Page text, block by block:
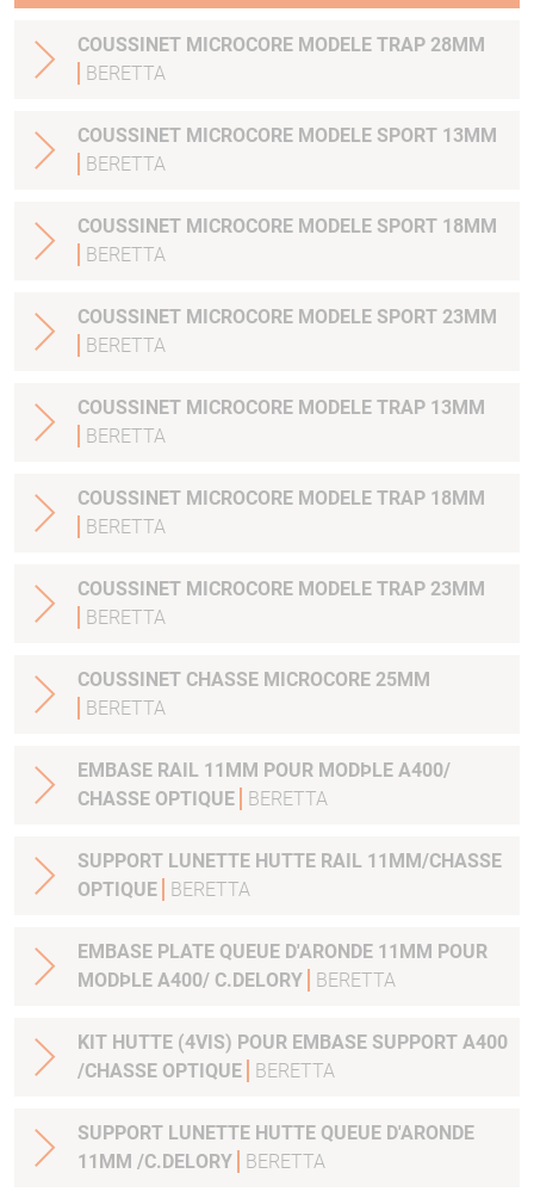
COUSSINET MICROCORE MODELE TRAP 28MM
BERETTA
COUSSINET MICROCORE MODELE SPORT 13MM
BERETTA
COUSSINET MICROCORE MODELE SPORT 18MM
BERETTA
COUSSINET MICROCORE MODELE SPORT 23MM
BERETTA
COUSSINET MICROCORE MODELE TRAP 13MM
BERETTA
COUSSINET MICROCORE MODELE TRAP 18MM
BERETTA
COUSSINET MICROCORE MODELE TRAP 23MM
BERETTA
COUSSINET CHASSE MICROCORE 25MM
BERETTA
EMBASE RAIL 11MM POUR MODÞLE A400/
CHASSE OPTIQUE
BERETTA
SUPPORT LUNETTE HUTTE RAIL 11MM/CHASSE
OPTIQUE
BERETTA
EMBASE PLATE QUEUE D'ARONDE 11MM POUR
MODÞLE A400/ C.DELORY
BERETTA
KIT HUTTE (4VIS) POUR EMBASE SUPPORT A400
/CHASSE OPTIQUE
BERETTA
SUPPORT LUNETTE HUTTE QUEUE D'ARONDE
11MM /C.DELORY
BERETTA